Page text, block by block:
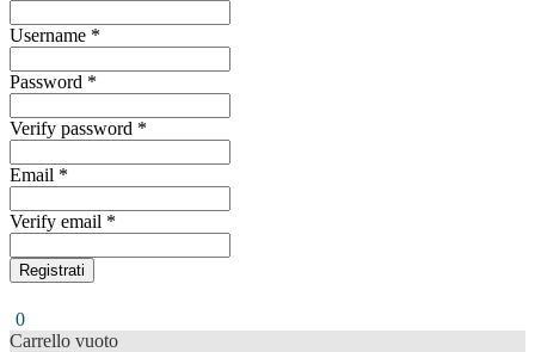
Username *
Password *
Verify password *
Email *
Verify email *
Registrati
0
Carrello vuoto